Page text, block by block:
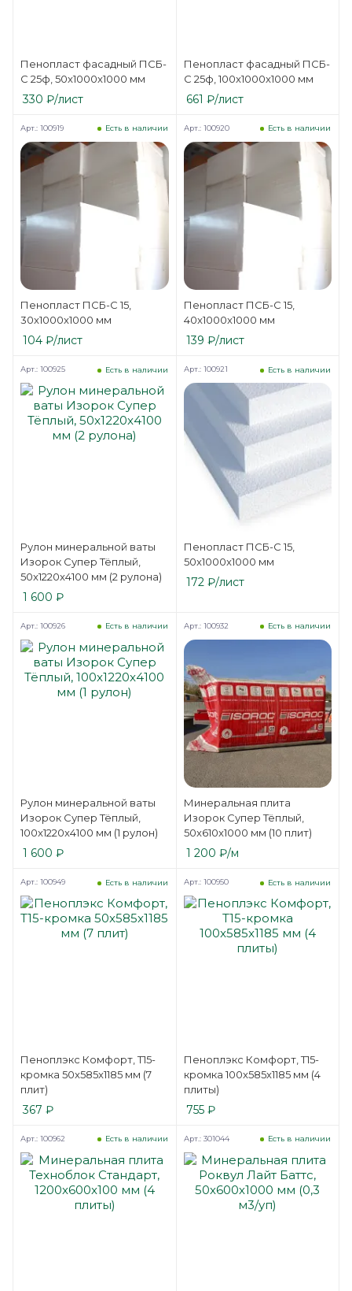
Пенопласт фасадный ПСБ-
С 25ф, 50x1000x1000 мм
330 ₽/лист
Пенопласт фасадный ПСБ-
С 25ф, 100x1000x1000 мм
661 ₽/лист
Пенопласт ПСБ-С 15,
30x1000x1000 мм
Есть в наличии
Арт.: 100919
104 ₽/лист
Пенопласт ПСБ-С 15,
40x1000x1000 мм
Есть в наличии
Арт.: 100920
139 ₽/лист
Рулон минеральной ваты
Изорок Супер Тёплый,
50x1220x4100 мм (2 рулона)
Есть в наличии
Арт.: 100925
1 600 ₽
Пенопласт ПСБ-С 15,
50x1000x1000 мм
Есть в наличии
Арт.: 100921
172 ₽/лист
Рулон минеральной ваты
Изорок Супер Тёплый,
100x1220x4100 мм (1 рулон)
Есть в наличии
Арт.: 100926
1 600 ₽
Минеральная плита
Изорок Супер Тёплый,
50x610x1000 мм (10 плит)
Есть в наличии
Арт.: 100932
1 200 ₽/м
Пеноплэкс Комфорт, Т15-
кромка 50x585x1185 мм (7
плит)
Есть в наличии
Арт.: 100949
367 ₽
Пеноплэкс Комфорт, Т15-
кромка 100x585x1185 мм (4
плиты)
Есть в наличии
Арт.: 100950
755₽
Есть в наличии
Арт.: 100962 Есть в наличии
Арт.: 301044